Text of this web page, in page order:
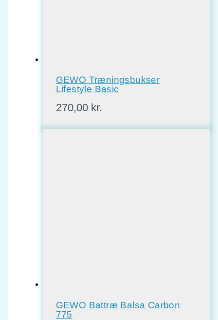
GEWO Træningsbukser
Lifestyle Basic
270,00 kr.
GEWO Battræ Balsa Carbon
775